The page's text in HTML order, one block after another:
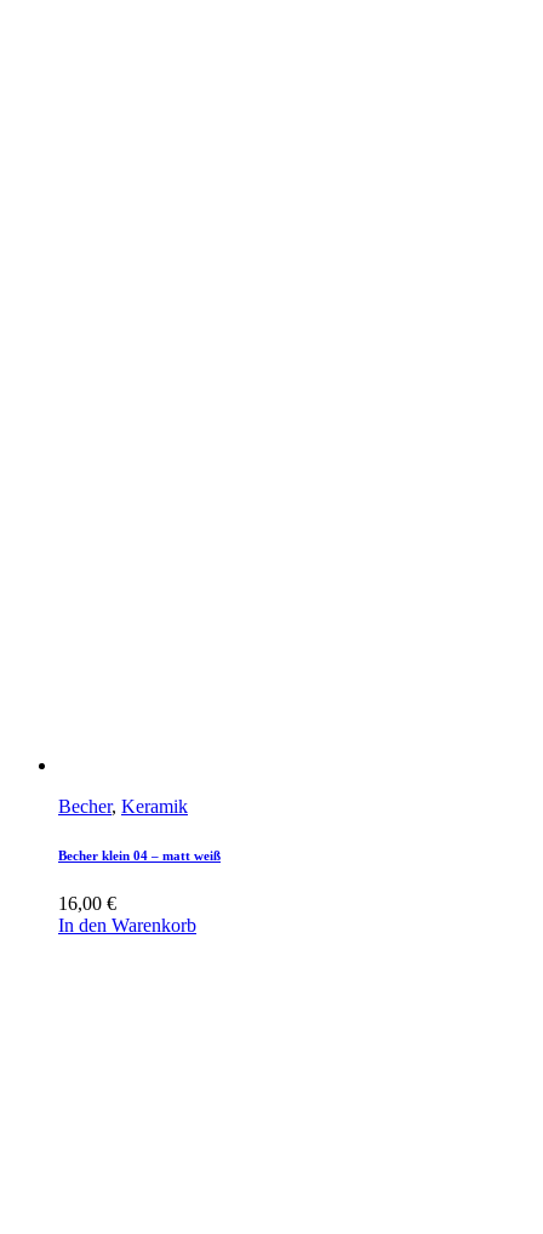
Becher, Keramik
Becher klein 04 – matt weiß
16,00 €
In den Warenkorb